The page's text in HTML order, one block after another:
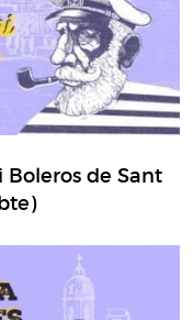
Boleros de Sant